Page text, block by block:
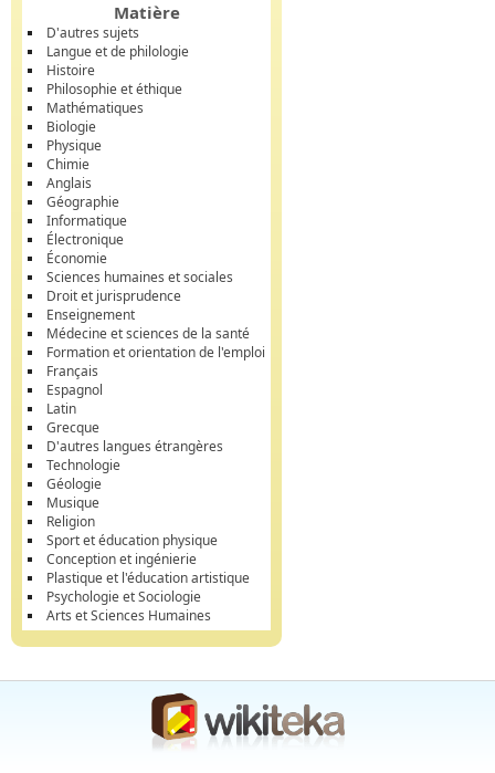
Matière
D'autres sujets
Langue et de philologie
Histoire
Philosophie et éthique
Mathématiques
Biologie
Physique
Chimie
Anglais
Géographie
Informatique
Électronique
Économie
Sciences humaines et sociales
Droit et jurisprudence
Enseignement
Médecine et sciences de la santé
Formation et orientation de l'emploi
Français
Espagnol
Latin
Grecque
D'autres langues étrangères
Technologie
Géologie
Musique
Religion
Sport et éducation physique
Conception et ingénierie
Plastique et l'éducation artistique
Psychologie et Sociologie
Arts et Sciences Humaines